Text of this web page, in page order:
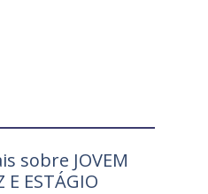
sobre JOVEM
E ESTÁGIO